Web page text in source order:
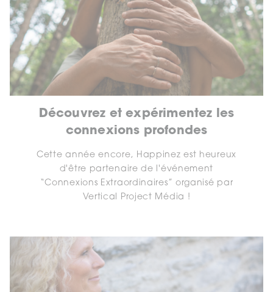
Découvrez et expérimentez les
connexions profondes
Cette année encore, Happinez est heureux
d'être partenaire de l'événement
“Connexions Extraordinaires” organisé par
Vertical Project Média !